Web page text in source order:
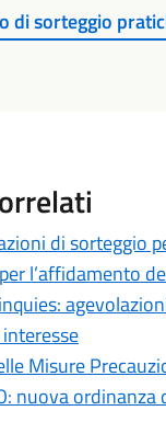
di sorteggio
di sorteggio
l’affidamento
Misure
nuova